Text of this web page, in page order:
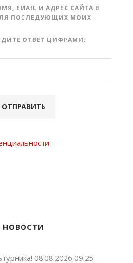
EMAIL И АДРЕС САЙТА В
ПОСЛЕДУЮЩИХ МОИХ
ОТВЕТ ЦИФРАМИ:
НОВОСТИ
08.08.2026 09:25